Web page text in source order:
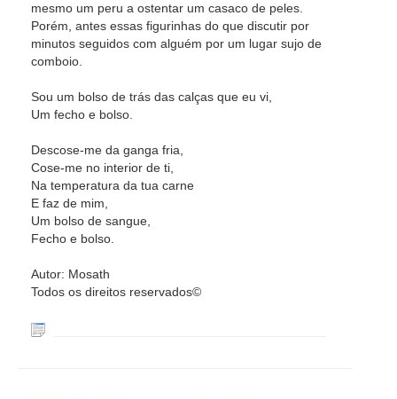
mesmo um peru a ostentar um casaco de peles.
Porém, antes essas figurinhas do que discutir por
minutos seguidos com alguém por um lugar sujo de
comboio.
Sou um bolso de trás das calças que eu vi,
Um fecho e bolso.
Descose-me da ganga fria,
Cose-me no interior de ti,
Na temperatura da tua carne
E faz de mim,
Um bolso de sangue,
Fecho e bolso.
Autor: Mosath
Todos os direitos reservados©